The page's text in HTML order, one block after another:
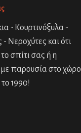
- Κουρτινόξυλα -
Νεροχύτες και ότι
σπίτι σας ή η
παρουσία στο χώρο
1990!